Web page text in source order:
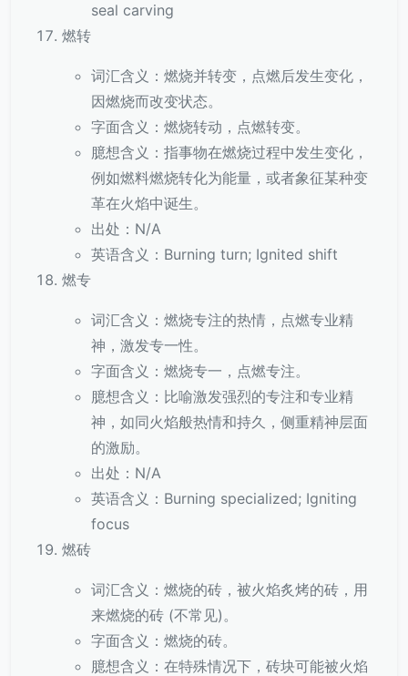
seal carving
燃转
词汇含义：燃烧并转变，点燃后发生变化，
因燃烧而改变状态。
字面含义：燃烧转动，点燃转变。
臆想含义：指事物在燃烧过程中发生变化，
例如燃料燃烧转化为能量，或者象征某种变
革在火焰中诞生。
出处：N/A
英语含义：Burning turn; Ignited shift
燃专
词汇含义：燃烧专注的热情，点燃专业精
神，激发专一性。
字面含义：燃烧专一，点燃专注。
臆想含义：比喻激发强烈的专注和专业精
神，如同火焰般热情和持久，侧重精神层面
的激励。
出处：N/A
英语含义：Burning specialized; Igniting
focus
燃砖
词汇含义：燃烧的砖，被火焰炙烤的砖，用
来燃烧的砖 (不常见)。
字面含义：燃烧的砖。
臆想含义：在特殊情况下，砖块可能被火焰